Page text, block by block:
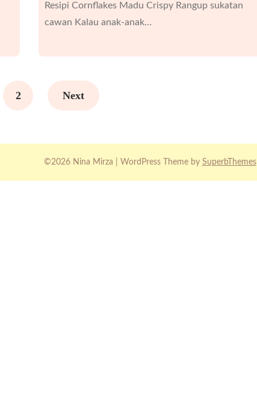
Resipi Cornflakes Madu Crispy Rangup sukatan
cawan Kalau anak-anak…
2 Next
©2026 Nina Mirza | WordPress Theme by SuperbThemes